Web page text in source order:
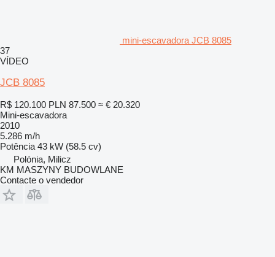
mini-escavadora JCB 8085
37
VÍDEO
JCB 8085
R$ 120.100 PLN 87.500 ≈ € 20.320
Mini-escavadora
2010
5.286 m/h
Potência 43 kW (58.5 cv)
Polónia, Milicz
KM MASZYNY BUDOWLANE
Contacte o vendedor